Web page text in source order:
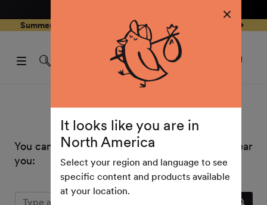
Skip to
contentSummer Special - Single items up to 50% discounted 🔥
0
Store Locator
You can find namuk products in these stores near
you:
It looks like you are in
North America
Select your region and language to see
specific content and products available
at your location.